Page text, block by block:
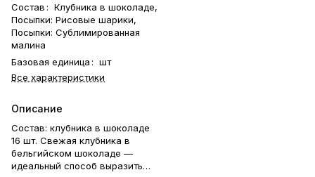
Состав : Клубника в шоколаде,
Посыпки: Рисовые шарики,
Посыпки: Сублимированная
малина
Базовая единица : шт
Все характеристики
Описание
Состав: клубника в шоколаде
16 шт. Свежая клубника в
бельгийском шоколаде —
идеальный способ выразить